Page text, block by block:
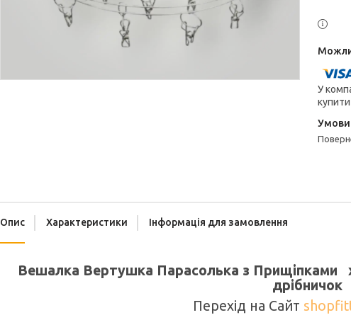
У
Опис Характеристики Інформація для замовлення
Вешалка Вертушка Парасолька з Прищіпками
дрібничок
Перехід на Сайт